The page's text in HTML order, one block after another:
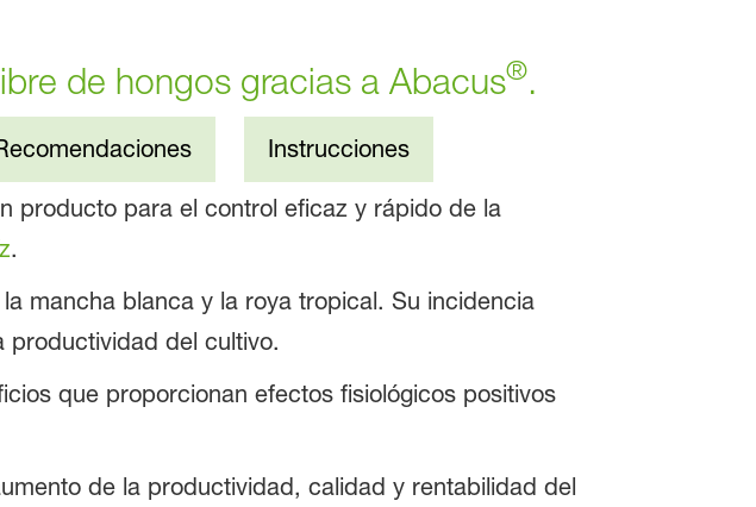
de hongos gracias a Abacus®.
Instrucciones
producto para el control eficaz y rápido de la
.
mancha blanca y la roya tropical. Su incidencia
productividad del cultivo.
que proporcionan efectos fisiológicos positivos
de la productividad, calidad y rentabilidad del